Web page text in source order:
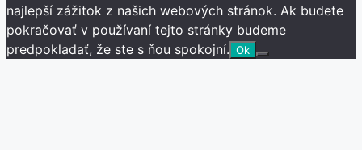
najlepší zážitok z našich webových stránok. Ak budete
pokračovať v používaní tejto stránky budeme
predpokladať, že ste s ňou spokojní. Ok